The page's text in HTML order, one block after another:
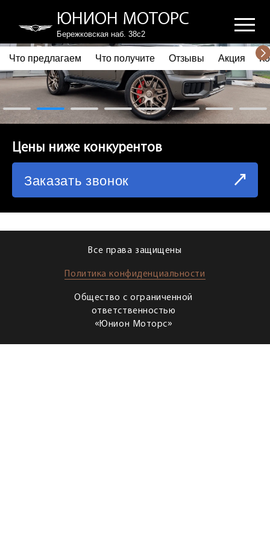
ЮНИОН МОТОРС
Бережковская наб. 38с2
ПОЧЕМУ ВЫБИРАЮТ НАС
ЧТО ПРЕДЛАГАЕМ
ЧТО ПОЛУЧИТЕ
СХЕМА ПРОЕЗДА
Что предлагаем Что получите Отзывы Акция
Цены ниже конкурентов
Заказать звонок
Все права защищены
Политика конфиденциальности
Общество с ограниченной
ответственностью
«Юнион Моторс»